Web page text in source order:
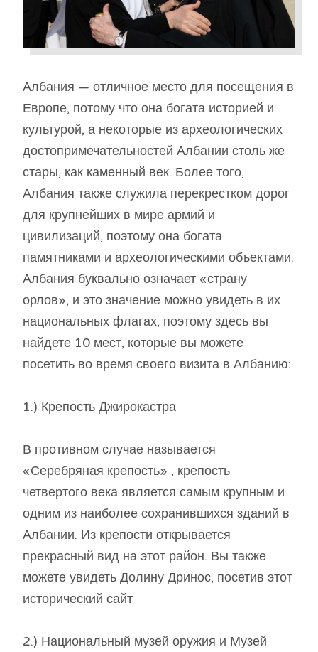
Албания — отличное место для посещения в
Европе, потому что она богата историей и
культурой, а некоторые из археологических
достопримечательностей Албании столь же
стары, как каменный век. Более того,
Албания также служила перекрестком дорог
для крупнейших в мире армий и
цивилизаций, поэтому она богата
памятниками и археологическими объектами.
Албания буквально означает «страну
орлов», и это значение можно увидеть в их
национальных флагах, поэтому здесь вы
найдете 10 мест, которые вы можете
посетить во время своего визита в Албанию:
1.) Крепость Джирокастра
В противном случае называется
«Серебряная крепость» , крепость
четвертого века является самым крупным и
одним из наиболее сохранившихся зданий в
Албании. Из крепости открывается
прекрасный вид на этот район. Вы также
можете увидеть Долину Дринос, посетив этот
исторический сайт
2.) Национальный музей оружия и Музей